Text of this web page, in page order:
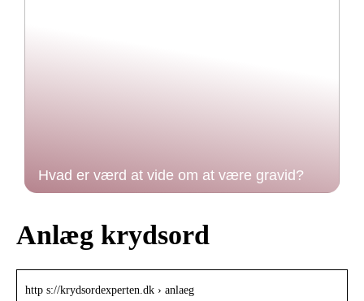
Hvad er værd at vide om at være gravid?
Anlæg krydsord
http s://krydsordexperten.dk › anlaeg